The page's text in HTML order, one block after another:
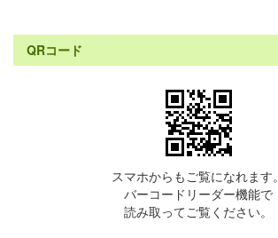
QRコード
スマホからもご覧になれます。
バーコードリーダー機能で
読み取ってご覧ください。